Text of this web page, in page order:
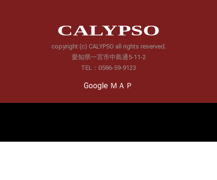
CALYPSO
copyright (c) CALYPSO all rights reserved.
愛知県一宮市中島通5-11-2
TEL：0586-59-9123
Google ＭＡＰ